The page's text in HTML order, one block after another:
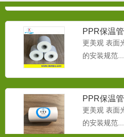
PPR保温
更美观 表面
的安装规范...
PPR保温
更美观 表面
的安装规范...